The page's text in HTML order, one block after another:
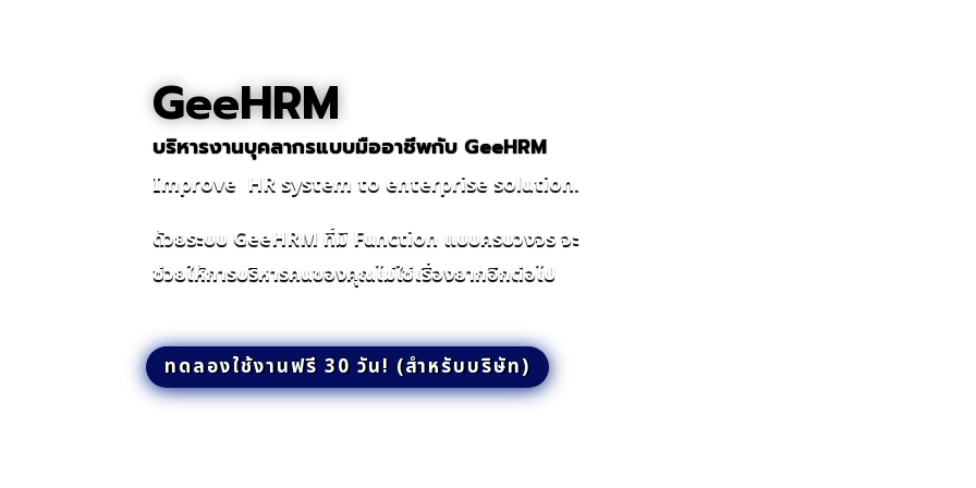
GeeHRM
บริหารงานบุคลากรแบบมืออาชีพกับ GeeHRM
Improve HR system to enterprise solution.
ด้วยระบบ GeeHRM ที่มี Function แบบครบวงจร จะ
ช่วยให้การบริหารคนของคุณไม่ใช่เรื่องยากอีกต่อไป
ทดลองใช้งานฟรี 30 วัน! (สำหรับบริษัท)